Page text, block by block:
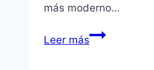
más moderno…
Leer másMurales